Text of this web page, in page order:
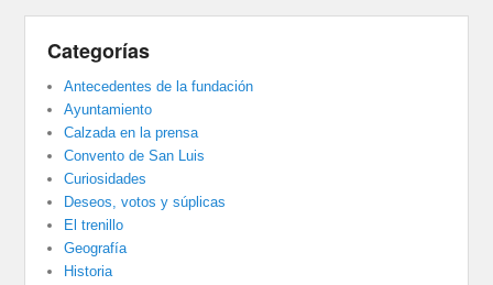
Categorías
Antecedentes de la fundación
Ayuntamiento
Calzada en la prensa
Convento de San Luis
Curiosidades
Deseos, votos y súplicas
El trenillo
Geografía
Historia